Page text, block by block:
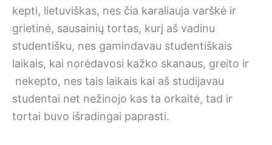
kepti, lietuviškas, nes čia karaliauja varškė ir
grietinė, sausainių tortas, kurį aš vadinu
studentišku, nes gamindavau studentiškais
laikais, kai norėdavosi kažko skanaus, greito ir
nekepto, nes tais laikais kai aš studijavau
studentai net nežinojo kas ta orkaitė, tad ir
tortai buvo išradingai paprasti.